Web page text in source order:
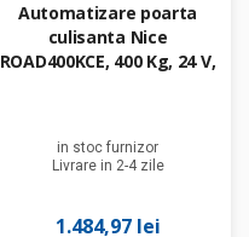
Automatizare poarta
culisanta Nice
ROAD400KCE, 400 Kg, 24 V,
in stoc furnizor
Livrare in 2-4 zile
1.484,97 lei